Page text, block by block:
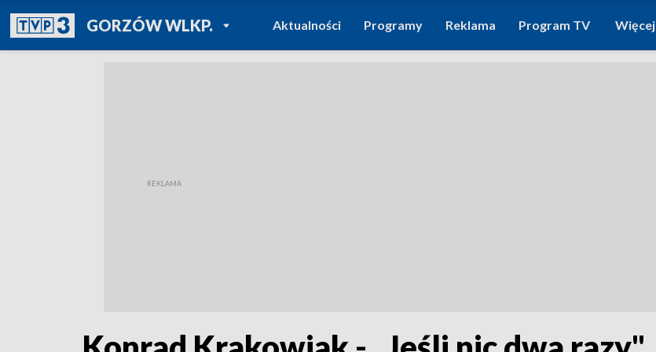
GORZÓW WLKP.POWRÓT DO
TVP REGIONY
Aktualności Programy Reklama Program TV Więcej